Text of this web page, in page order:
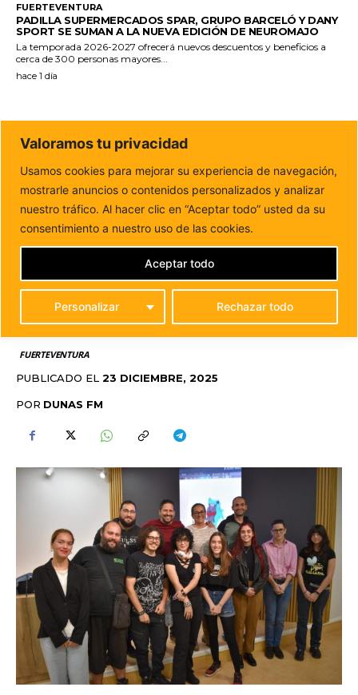
FUERTEVENTURA
PADILLA SUPERMERCADOS SPAR, GRUPO BARCELÓ Y DANY
SPORT SE SUMAN A LA NUEVA EDICIÓN DE NEUROMAJO
La temporada 2026-2027 ofrecerá nuevos descuentos y beneficios a
cerca de 300 personas mayores...
hace 1 día